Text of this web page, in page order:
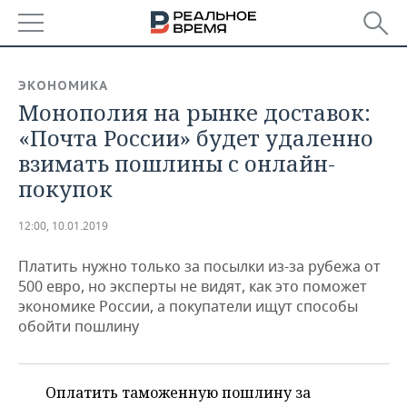
БАШКОРТОСТАН
ТАТАРСТАН
УДМУРТИЯ
НОВОСТИ
АНАЛИТИКА
НОВОСТИ АНАЛИТИКИ
ДЕКЛАРАЦИИ О ДОХОДАХ
КОРОЛИ ГОСЗАКАЗА ПФО
ВУЗЫ ТАТАРСТАНА
ТАТАРСТАНА
ЭКОНОМИКА
НОВОСТИ ЭКОНОМИКИ
ФИНАНСЫ
БАНКИ
ИНВЕСТИЦИИ
ПРОМЫШЛЕННОСТЬ
НОВОСТИ
ПРОМЫШЛЕННОСТИ
АГРОПРОМ
НЕДВИЖИМОСТЬ
НОВОСТИ НЕДВИЖИМОСТИ
АВТО
НОВОСТИ БИЗНЕСА
ТЕХНОЛОГИИ
ЭКОНОМИКА
Монополия на рынке доставок:
«Почта России» будет удаленно
взимать пошлины с онлайн-
покупок
12:00, 10.01.2019
Платить нужно только за посылки из-за рубежа от
500 евро, но эксперты не видят, как это поможет
экономике России, а покупатели ищут способы
обойти пошлину
Оплатить таможенную пошлину за